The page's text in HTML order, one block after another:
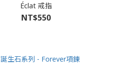
Éclat 戒指
NT$550